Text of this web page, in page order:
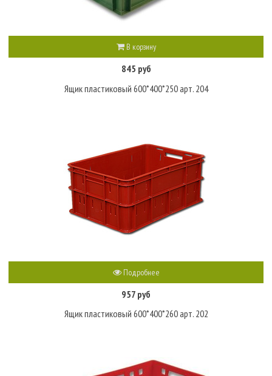
В корзину
845 руб
Ящик пластиковый 600*400*250 арт. 204
Подробнее
957 руб
Ящик пластиковый 600*400*260 арт. 202